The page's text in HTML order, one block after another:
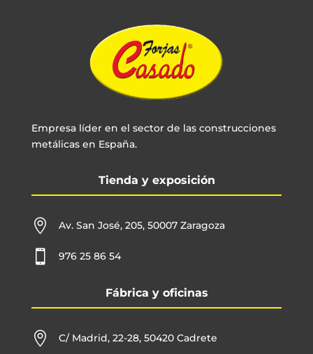
Empresa líder en el sector de las construcciones
metálicas en España.
Tienda y exposición
 Av. San José, 205, 50007 Zaragoza
 976 25 86 54
Fábrica y oficinas
 C/ Madrid, 22-28, 50420 Cadrete